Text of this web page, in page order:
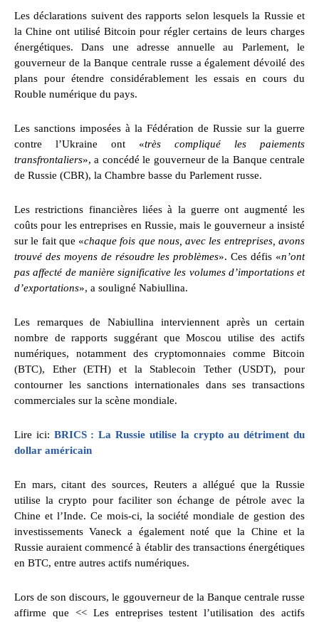
Les déclarations suivent des rapports selon lesquels la Russie et
la Chine ont utilisé Bitcoin pour régler certains de leurs charges
énergétiques. Dans une adresse annuelle au Parlement, le
gouverneur de la Banque centrale russe a également dévoilé des
plans pour étendre considérablement les essais en cours du
Rouble numérique du pays.
Les sanctions imposées à la Fédération de Russie sur la guerre
contre l’Ukraine ont «très compliqué les paiements
transfrontaliers», a concédé le gouverneur de la Banque centrale
de Russie (CBR), la Chambre basse du Parlement russe.
Les restrictions financières liées à la guerre ont augmenté les
coûts pour les entreprises en Russie, mais le gouverneur a insisté
sur le fait que «chaque fois que nous, avec les entreprises, avons
trouvé des moyens de résoudre les problèmes». Ces défis «n’ont
pas affecté de manière significative les volumes d’importations et
d’exportations», a souligné Nabiullina.
Les remarques de Nabiullina interviennent après un certain
nombre de rapports suggérant que Moscou utilise des actifs
numériques, notamment des cryptomonnaies comme Bitcoin
(BTC), Ether (ETH) et la Stablecoin Tether (USDT), pour
contourner les sanctions internationales dans ses transactions
commerciales sur la scène mondiale.
Lire ici: BRICS : La Russie utilise la crypto au détriment du
dollar américain
En mars, citant des sources, Reuters a allégué que la Russie
utilise la crypto pour faciliter son échange de pétrole avec la
Chine et l’Inde. Ce mois-ci, la société mondiale de gestion des
investissements Vaneck a également noté que la Chine et la
Russie auraient commencé à établir des transactions énergétiques
en BTC, entre autres actifs numériques.
Lors de son discours, le ggouverneur de la Banque centrale russe
affirme que << Les entreprises testent l’utilisation des actifs